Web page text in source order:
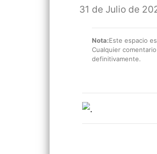
31 de Julio de
Nota:Este espacio
Cualquier
definitivamente.